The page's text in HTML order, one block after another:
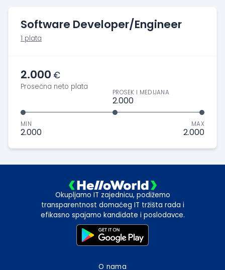
Software Developer/Engineer
1 plata
2.000 €
Prosečna neto plata
MIN
2.000
PROSEK I MEDIJANA
2.000
MAX
2.000
Okupljamo IT zajednicu, podižemo
transparentnost domaćeg IT tržišta rada i
efikasno spajamo kandidate i poslodavce.
O nama